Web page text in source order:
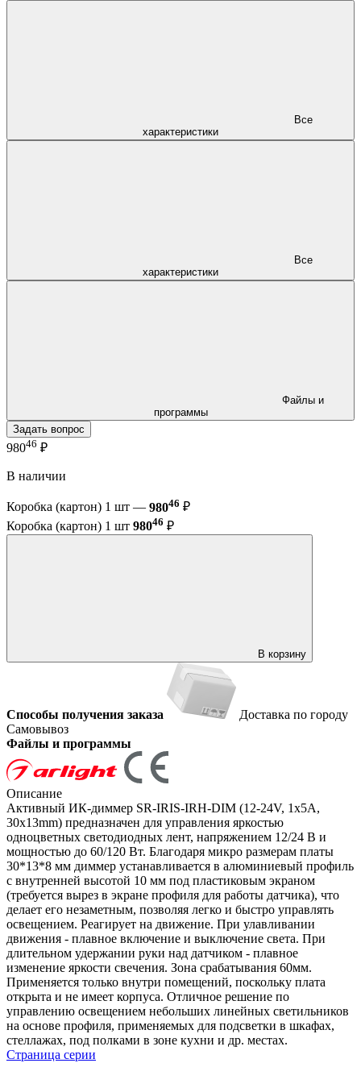
характеристики
характеристики
программы
Задать вопрос
98046 ₽
В наличии
Коробка (картон) 1 шт — 98046 ₽
Коробка (картон) 1 шт 98046 ₽
В корзину
Способы получения заказа
Доставка по городу
Самовывоз
Файлы и программы
Описание
Активный ИК-диммер SR-IRIS-IRH-DIM (12-24V, 1x5A,
30x13mm) предназначен для управления яркостью
одноцветных светодиодных лент, напряжением 12/24 В и
мощностью до 60/120 Вт. Благодаря микро размерам платы
30*13*8 мм диммер устанавливается в алюминиевый профиль
с внутренней высотой 10 мм под пластиковым экраном
(требуется вырез в экране профиля для работы датчика), что
делает его незаметным, позволяя легко и быстро управлять
освещением. Реагирует на движение. При улавливании
движения - плавное включение и выключение света. При
длительном удержании руки над датчиком - плавное
изменение яркости свечения. Зона срабатывания 60мм.
Применяется только внутри помещений, поскольку плата
открыта и не имеет корпуса. Отличное решение по
управлению освещением небольших линейных светильников
на основе профиля, применяемых для подсветки в шкафах,
стеллажах, под полками в зоне кухни и др. местах.
Страница серии